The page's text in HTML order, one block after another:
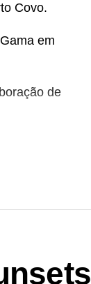
Covo.
em
de